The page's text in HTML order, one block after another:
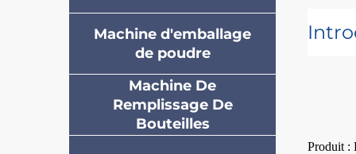
Machine d'emballage
de poudre
Machine De
Remplissage De
Bouteilles
Produit :